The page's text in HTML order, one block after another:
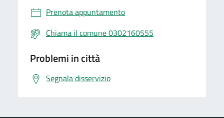
Prenota appuntamento
Chiama il comune 0302160555
Problemi in città
Segnala disservizio